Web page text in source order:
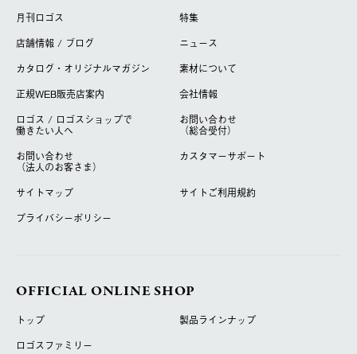
月刊ロゴス
特集
店舗情報 / ブログ
ニュース
カタログ・オリジナルマガジン
素材について
正規WEB販売店案内
会社情報
ロゴス / ロゴスショップで
働きたい人へ
お問い合わせ
（総合受付）
お問い合わせ
（法人のお客さま）
カスタマーサポート
サイトマップ
サイトご利用規約
プライバシーポリシー
OFFICIAL ONLINE SHOP
トップ
製品ラインナップ
ロゴスファミリー